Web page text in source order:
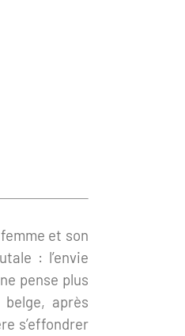
et son
: l’envie
pense plus
après
s’effondrer